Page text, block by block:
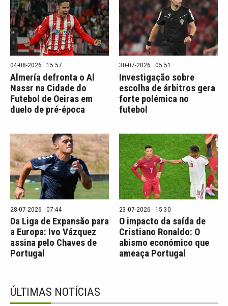
04-08-2026 · 15:57
Almería defronta o Al
Nassr na Cidade do
Futebol de Oeiras em
duelo de pré-época
30-07-2026 · 05:51
Investigação sobre
escolha de árbitros gera
forte polémica no
futebol
28-07-2026 · 07:44
Da Liga de Expansão para
a Europa: Ivo Vázquez
assina pelo Chaves de
Portugal
23-07-2026 · 15:30
O impacto da saída de
Cristiano Ronaldo: O
abismo económico que
ameaça Portugal
ÚLTIMAS NOTÍCIAS